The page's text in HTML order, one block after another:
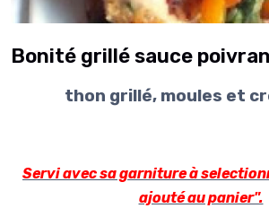
Bonité grillé sauce
thon grillé, moules et
Servi avec sa garniture à
ajouté au panier".